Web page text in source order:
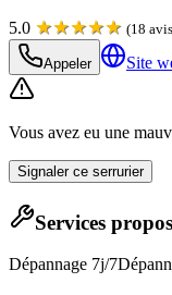
5.0 ★★★★★ (18
Appeler Site
Vous avez eu une
Signaler ce serrurier
Services
Dépannage 7j/7